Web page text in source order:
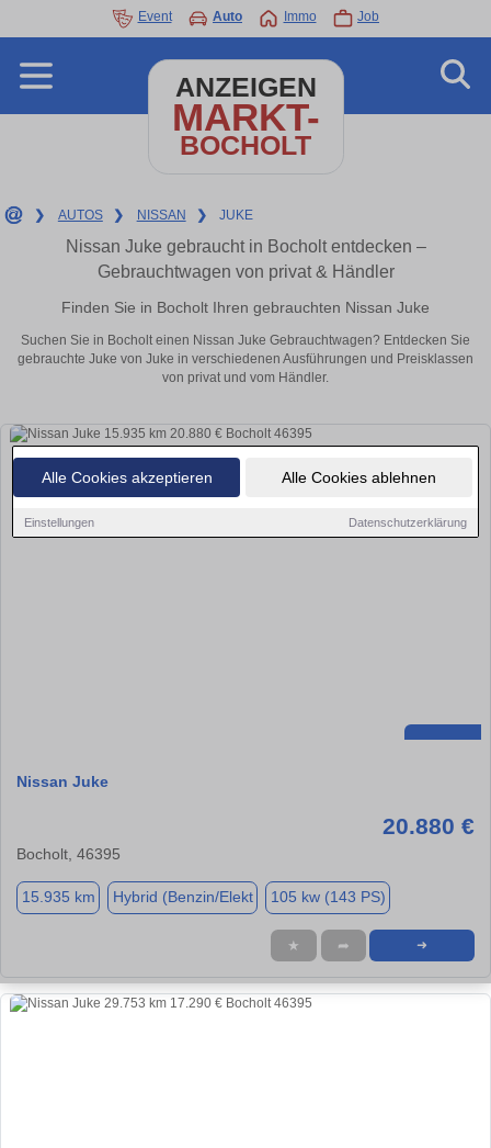
Alle Cookies akzeptieren Alle Cookies ablehnen
Einstellungen Datenschutzerklärung
Event Auto Immo Job
ANZEIGEN
MARKT-
BOCHOLT
❯ AUTOS ❯ NISSAN ❯ JUKE
Nissan Juke gebraucht in Bocholt entdecken –
Gebrauchtwagen von privat & Händler
Finden Sie in Bocholt Ihren gebrauchten Nissan Juke
Suchen Sie in Bocholt einen Nissan Juke Gebrauchtwagen? Entdecken Sie
gebrauchte Juke von Juke in verschiedenen Ausführungen und Preisklassen
von privat und vom Händler.
Nissan Juke
20.880 €
Bocholt, 46395
15.935 km Hybrid (Benzin/Elekt 105 kw (143 PS)
★ ➦ ➜